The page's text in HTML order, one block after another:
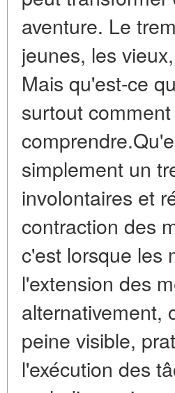
aventure. Le
jeunes, les
Mais qu'est-ce
surtout
simplement un
involontaires et
contraction des
c'est lorsque les
l'extension des
alternativement,
peine visible,
l'exécution des